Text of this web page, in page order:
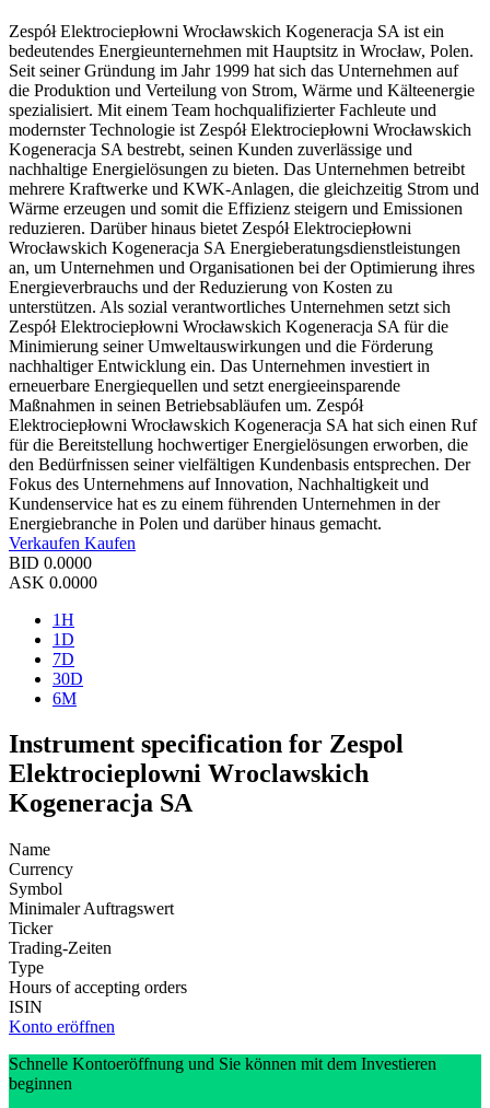
Zespół Elektrociepłowni Wrocławskich Kogeneracja SA ist ein
bedeutendes Energieunternehmen mit Hauptsitz in Wrocław, Polen.
Seit seiner Gründung im Jahr 1999 hat sich das Unternehmen auf
die Produktion und Verteilung von Strom, Wärme und Kälteenergie
spezialisiert. Mit einem Team hochqualifizierter Fachleute und
modernster Technologie ist Zespół Elektrociepłowni Wrocławskich
Kogeneracja SA bestrebt, seinen Kunden zuverlässige und
nachhaltige Energielösungen zu bieten. Das Unternehmen betreibt
mehrere Kraftwerke und KWK-Anlagen, die gleichzeitig Strom und
Wärme erzeugen und somit die Effizienz steigern und Emissionen
reduzieren. Darüber hinaus bietet Zespół Elektrociepłowni
Wrocławskich Kogeneracja SA Energieberatungsdienstleistungen
an, um Unternehmen und Organisationen bei der Optimierung ihres
Energieverbrauchs und der Reduzierung von Kosten zu
unterstützen. Als sozial verantwortliches Unternehmen setzt sich
Zespół Elektrociepłowni Wrocławskich Kogeneracja SA für die
Minimierung seiner Umweltauswirkungen und die Förderung
nachhaltiger Entwicklung ein. Das Unternehmen investiert in
erneuerbare Energiequellen und setzt energieeinsparende
Maßnahmen in seinen Betriebsabläufen um. Zespół
Elektrociepłowni Wrocławskich Kogeneracja SA hat sich einen Ruf
für die Bereitstellung hochwertiger Energielösungen erworben, die
den Bedürfnissen seiner vielfältigen Kundenbasis entsprechen. Der
Fokus des Unternehmens auf Innovation, Nachhaltigkeit und
Kundenservice hat es zu einem führenden Unternehmen in der
Energiebranche in Polen und darüber hinaus gemacht.
Verkaufen Kaufen
BID 0.0000
ASK 0.0000
1H
1D
7D
30D
6M
Instrument specification for Zespol
Elektrocieplowni Wroclawskich
Kogeneracja SA
Name
Currency
Symbol
Minimaler Auftragswert
Ticker
Trading-Zeiten
Type
Hours of accepting orders
ISIN
Konto eröffnen
Schnelle Kontoeröffnung und Sie können mit dem Investieren
beginnen